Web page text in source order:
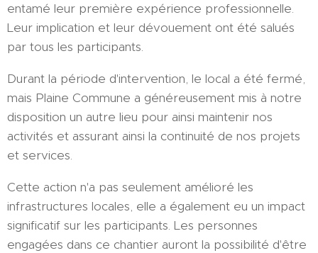
entamé leur première expérience professionnelle.
Leur implication et leur dévouement ont été salués
par tous les participants.
Durant la période d'intervention, le local a été fermé,
mais Plaine Commune a généreusement mis à notre
disposition un autre lieu pour ainsi maintenir nos
activités et assurant ainsi la continuité de nos projets
et services.
Cette action n'a pas seulement amélioré les
infrastructures locales, elle a également eu un impact
significatif sur les participants. Les personnes
engagées dans ce chantier auront la possibilité d'être